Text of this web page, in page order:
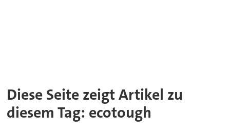
Diese Seite zeigt Artikel zu
diesem Tag: ecotough